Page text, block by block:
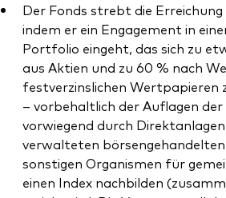
Der Fonds strebt die Erreichung
indem er ein Engagement in
Portfolio eingeht, das sich zu
aus Aktien und zu 60 % nach
festverzinslichen Wertpapieren
– vorbehaltlich der Auflagen
vorwiegend durch
verwalteten börsengehandelten
sonstigen Organismen für
einen Index nachbilden